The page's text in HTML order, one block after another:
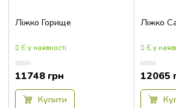
218x152x111,7
218x172x111,7
218x172x111,9
Ліжко Горище
Є у наявності
Оцінка
0.00
з
11748 грн
Купити
Ліжко
Є у
Оцінка
0.00
з
12065